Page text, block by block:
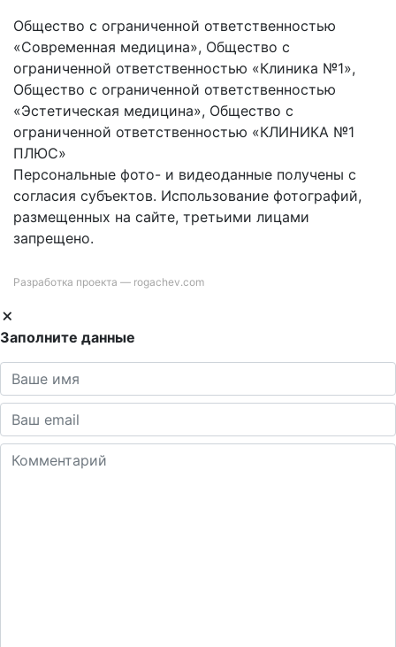
Общество с ограниченной ответственностью
«Современная медицина», Общество с
ограниченной ответственностью «Клиника №1»,
Общество с ограниченной ответственностью
«Эстетическая медицина», Общество с
ограниченной ответственностью «КЛИНИКА №1
ПЛЮС»
Персональные фото- и видеоданные получены с
согласия субъектов. Использование фотографий,
размещенных на сайте, третьими лицами
запрещено.
Разработка проекта — rogachev.com
Заполните данные